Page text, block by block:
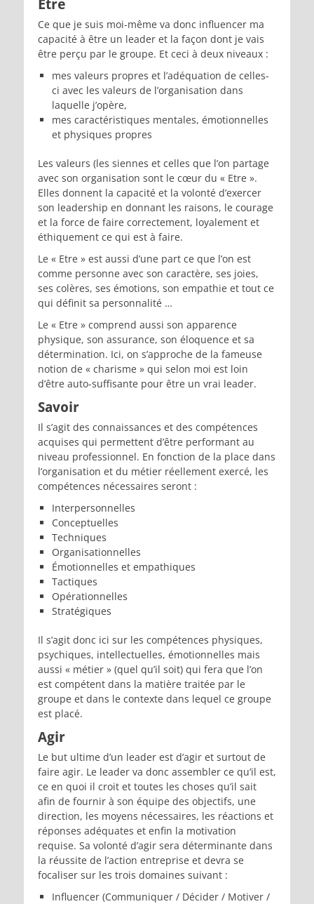
Être
Ce que je suis moi-même va donc influencer ma
capacité à être un leader et la façon dont je vais
être perçu par le groupe. Et ceci à deux niveaux :
mes valeurs propres et l’adéquation de celles-
ci avec les valeurs de l’organisation dans
laquelle j’opère,
mes caractéristiques mentales, émotionnelles
et physiques propres
Les valeurs (les siennes et celles que l’on partage
avec son organisation sont le cœur du « Etre ».
Elles donnent la capacité et la volonté d’exercer
son leadership en donnant les raisons, le courage
et la force de faire correctement, loyalement et
éthiquement ce qui est à faire.
Le « Etre » est aussi d’une part ce que l’on est
comme personne avec son caractère, ses joies,
ses colères, ses émotions, son empathie et tout ce
qui définit sa personnalité …
Le « Etre » comprend aussi son apparence
physique, son assurance, son éloquence et sa
détermination. Ici, on s’approche de la fameuse
notion de « charisme » qui selon moi est loin
d’être auto-suffisante pour être un vrai leader.
Savoir
Il s’agit des connaissances et des compétences
acquises qui permettent d’être performant au
niveau professionnel. En fonction de la place dans
l’organisation et du métier réellement exercé, les
compétences nécessaires seront :
Interpersonnelles
Conceptuelles
Techniques
Organisationnelles
Émotionnelles et empathiques
Tactiques
Opérationnelles
Stratégiques
Il s’agit donc ici sur les compétences physiques,
psychiques, intellectuelles, émotionnelles mais
aussi « métier » (quel qu’il soit) qui fera que l’on
est compétent dans la matière traitée par le
groupe et dans le contexte dans lequel ce groupe
est placé.
Agir
Le but ultime d’un leader est d’agir et surtout de
faire agir. Le leader va donc assembler ce qu’il est,
ce en quoi il croit et toutes les choses qu’il sait
afin de fournir à son équipe des objectifs, une
direction, les moyens nécessaires, les réactions et
réponses adéquates et enfin la motivation
requise. Sa volonté d’agir sera déterminante dans
la réussite de l’action entreprise et devra se
focaliser sur les trois domaines suivant :
Influencer (Communiquer / Décider / Motiver /